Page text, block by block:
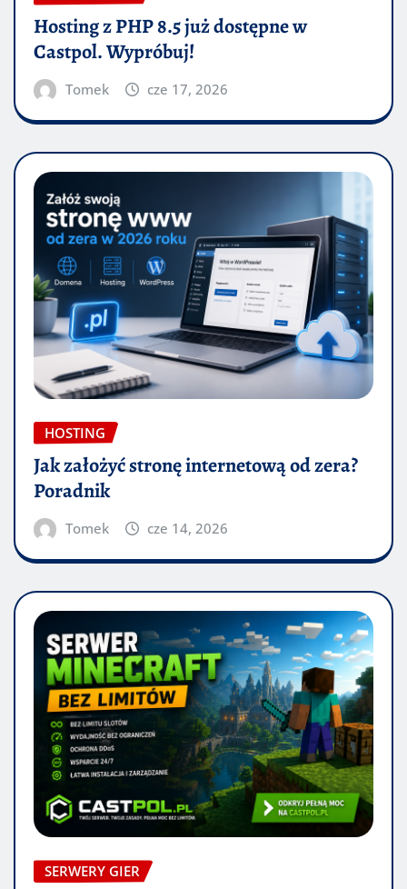
Hosting z PHP 8.5 już dostępne w
Castpol. Wypróbuj!
Tomek cze 17, 2026
HOSTING
Jak założyć stronę internetową od zera?
Poradnik
Tomek cze 14, 2026
SERWERY GIER